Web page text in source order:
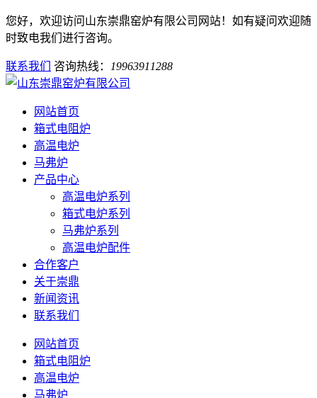
您好，欢迎访问山东崇鼎窑炉有限公司网站！如有疑问欢迎随
时致电我们进行咨询。
联系我们 咨询热线： 19963911288
网站首页
箱式电阻炉
高温电炉
马弗炉
产品中心
高温电炉系列
箱式电炉系列
马弗炉系列
高温电炉配件
合作客户
关于崇鼎
新闻资讯
联系我们
网站首页
箱式电阻炉
高温电炉
马弗炉